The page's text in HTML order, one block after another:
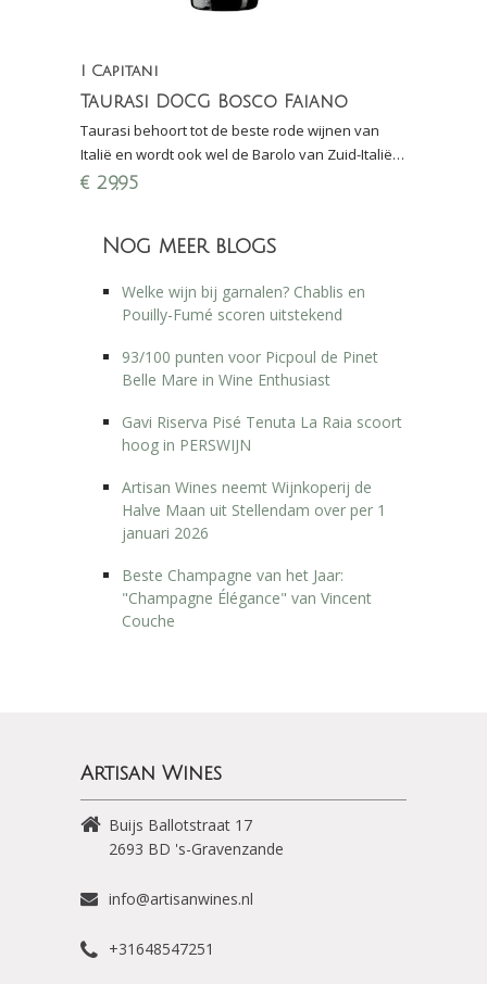
I Capitani
Taurasi DOCG Bosco Faiano
Taurasi behoort tot de beste rode wijnen van
Italië en wordt ook wel de Barolo van Zuid-Italië
genoemd.
€ 29,95
Nog meer blogs
Welke wijn bij garnalen? Chablis en
Pouilly-Fumé scoren uitstekend
93/100 punten voor Picpoul de Pinet
Belle Mare in Wine Enthusiast
Gavi Riserva Pisé Tenuta La Raia scoort
hoog in PERSWIJN
Artisan Wines neemt Wijnkoperij de
Halve Maan uit Stellendam over per 1
januari 2026
Beste Champagne van het Jaar:
"Champagne Élégance" van Vincent
Couche
Artisan Wines
Buijs Ballotstraat 17
2693 BD 's-Gravenzande
info@artisanwines.nl
+31648547251